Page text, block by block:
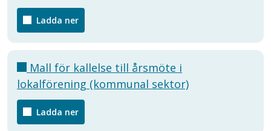
Ladda ner
Mall för kallelse till årsmöte i
lokalförening (kommunal sektor)
Ladda ner